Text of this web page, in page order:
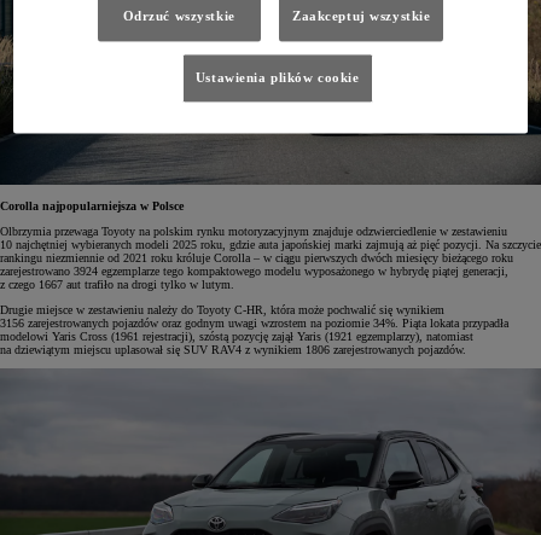
Corolla najpopularniejsza w Polsce
Olbrzymia przewaga Toyoty na polskim rynku motoryzacyjnym znajduje odzwierciedlenie w zestawieniu
10 najchętniej wybieranych modeli 2025 roku, gdzie auta japońskiej marki zajmują aż pięć pozycji. Na szczycie
rankingu niezmiennie od 2021 roku króluje Corolla – w ciągu pierwszych dwóch miesięcy bieżącego roku
zarejestrowano 3924 egzemplarze tego kompaktowego modelu wyposażonego w hybrydę piątej generacji,
z czego 1667 aut trafiło na drogi tylko w lutym.
Drugie miejsce w zestawieniu należy do Toyoty C-HR, która może pochwalić się wynikiem
3156 zarejestrowanych pojazdów oraz godnym uwagi wzrostem na poziomie 34%. Piąta lokata przypadła
modelowi Yaris Cross (1961 rejestracji), szóstą pozycję zajął Yaris (1921 egzemplarzy), natomiast
na dziewiątym miejscu uplasował się SUV RAV4 z wynikiem 1806 zarejestrowanych pojazdów.
Odrzuć wszystkie Zaakceptuj wszystkie
Ustawienia plików cookie